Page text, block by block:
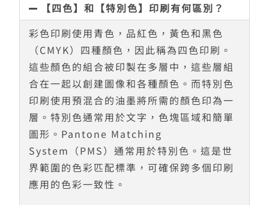
【四色】和【特別色】印刷有何區別？
彩色印刷使用青色，品紅色，黃色和黑色
（CMYK）四種顏色，因此稱為四色印刷。
這些顏色的組合被印製在多層中，這些層組
合在一起以創建圖像和各種顏色。而特別色
印刷使用預混合的油墨將所需的顏色印為一
層。特別色通常用於文字，色塊區域和簡單
圖形。Pantone Matching
System（PMS）通常用於特別色。這是世
界範圍的色彩匹配標準，可確保跨多個印刷
應用的色彩一致性。